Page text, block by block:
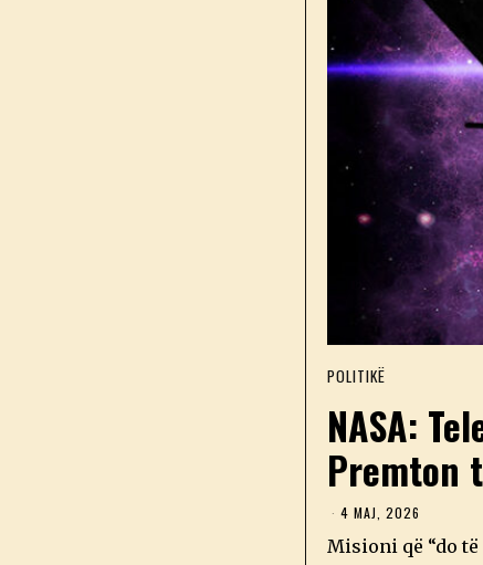
POLITIKË
NASA:
Premton
4 MAJ, 2026
A
Misioni që “do